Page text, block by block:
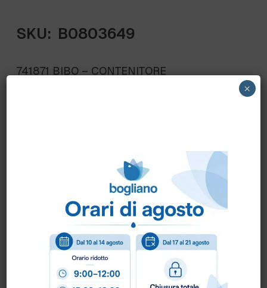
SKU: B0803649
741871 BIBO – CONTENITORE
Come ordinare?
Puoi ordinare chiamando al0172 478161oppure
scrivendo una mail ainfo@bogliano.it.
Per ogni informazione siamo a disposizione.
×